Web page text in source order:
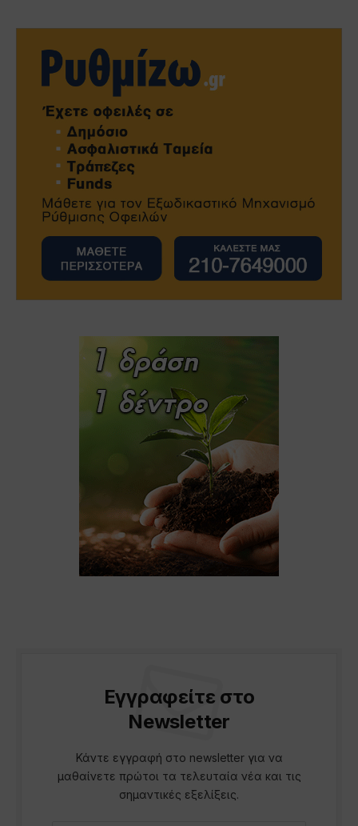
Εγγραφείτε στο
Newsletter
Κάντε εγγραφή στο newsletter για να
μαθαίνετε πρώτοι τα τελευταία νέα και τις
σημαντικές εξελίξεις.